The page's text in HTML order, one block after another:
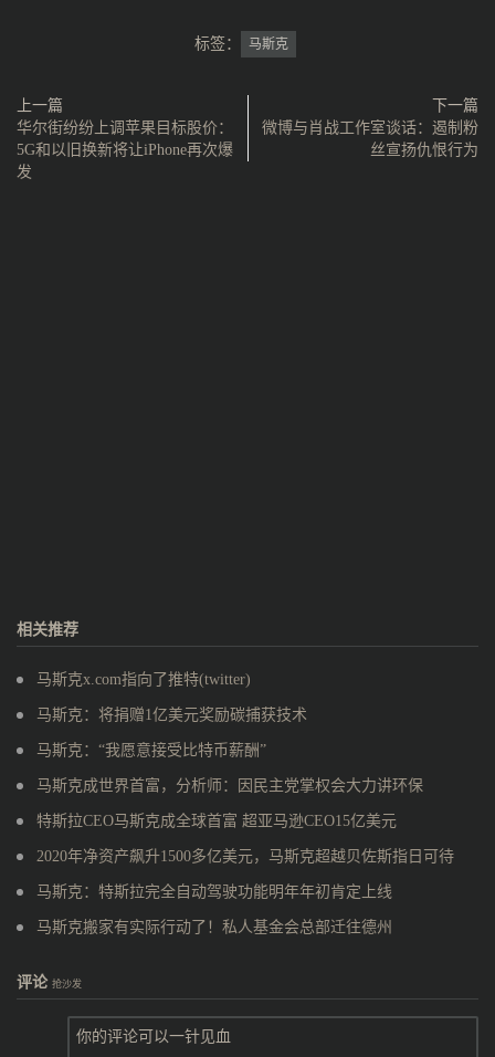
标签： 马斯克
上一篇
华尔街纷纷上调苹果目标股价：
5G和以旧换新将让iPhone再次爆
发
下一篇
微博与肖战工作室谈话：遏制粉
丝宣扬仇恨行为
相关推荐
马斯克x.com指向了推特(twitter)
马斯克：将捐赠1亿美元奖励碳捕获技术
马斯克：“我愿意接受比特币薪酬”
马斯克成世界首富，分析师：因民主党掌权会大力讲环保
特斯拉CEO马斯克成全球首富 超亚马逊CEO15亿美元
2020年净资产飙升1500多亿美元，马斯克超越贝佐斯指日可待
马斯克：特斯拉完全自动驾驶功能明年年初肯定上线
马斯克搬家有实际行动了！私人基金会总部迁往德州
评论 抢沙发